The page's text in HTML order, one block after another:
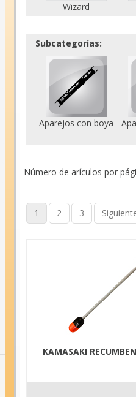
Wizard
Subcategorías:
Aparejos con boya
Número de arículos por
1 2 3
KAMASAKI